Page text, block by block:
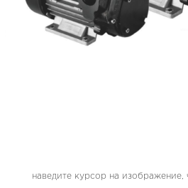
наведите курсор на изображение,